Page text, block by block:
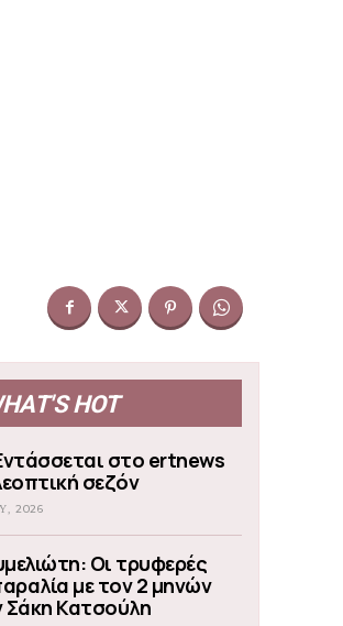
HOT
στο ertnews
σεζόν
2026
Οι τρυφερές
με τον 2 μηνών
Σάκη Κατσούλη